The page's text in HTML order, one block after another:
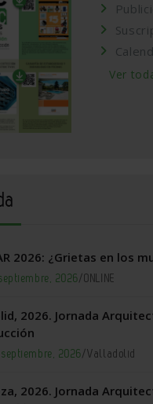
Ver
2026: ¿Grietas en los
2026/ONLINE
2026. Jornada
2026/Valladolid
2026. Jornada